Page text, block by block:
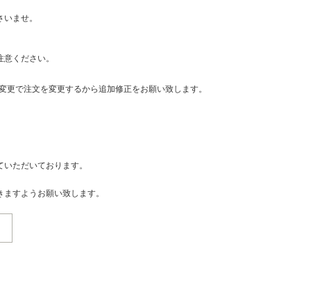
ませ。
ください。
で注文を変更するから追加修正をお願い致します。
ただいております。
すようお願い致します。